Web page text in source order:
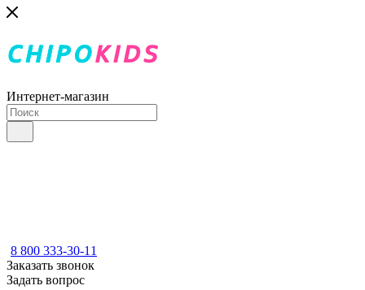
Интернет-магазин
8 800 333-30-11
Заказать звонок
Задать вопрос